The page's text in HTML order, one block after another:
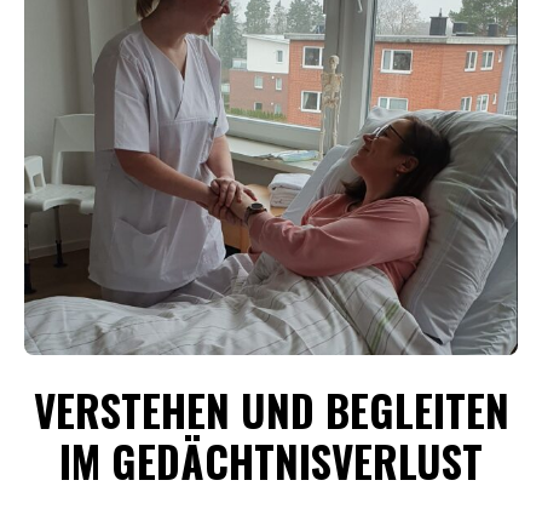
VERSTEHEN UND BEGLEITEN
IM GEDÄCHTNISVERLUST